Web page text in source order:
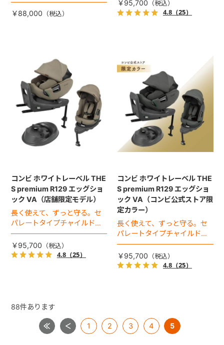
￥88,000
￥95,700
4.8（25）
コンビ ホワイトレーベル THE
S premium R129 エッグショ
ック VA（店舗限定モデル）
長く使えて、ずっと守る。セ
パレートタイプチャイルドシ
ートのロングユースモデル。
￥95,700
4.8（25）
コンビ ホワイトレーベル THE
S premium R129 エッグショ
ック VA（コンビ公式ストア限
定カラー）
長く使えて、ずっと守る。セ
パレートタイプチャイルドシ
ートのロングユースモデル。
￥95,700
4.8（25）
88件あります
1 2 3 4 5